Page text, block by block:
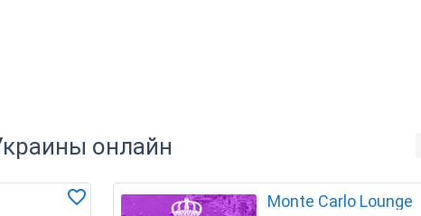
онлайн
Monte Carlo Lounge